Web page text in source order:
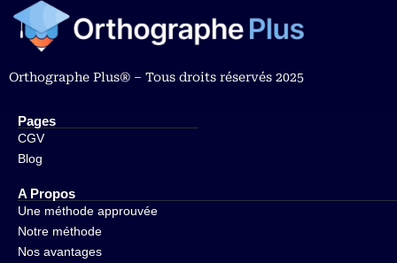
Orthographe Plus® – Tous droits réservés 2025
Pages
CGV
Blog
A Propos
Une méthode approuvée
Notre méthode
Nos avantages